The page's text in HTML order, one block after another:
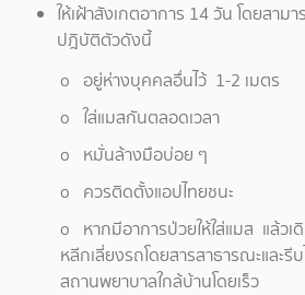
ให้เฝ้าสังเกตอาการ 14 วัน โดยสา
ปฎิบัติตัวดังนี้
o อยู่ห่างบุคคลอื่นไว้ 1-2 เมตร
o ใส่แมสกันตลอดเวลา
o หมั่นล้างมือบ่อย ๆ
o ควรติดตั้งแอปไทยชนะ
o หากมีอาการป่วยให้ใส่แมส แล้วเ
หลีกเลี่ยงรถโดยสารสาธารณะและรี
สถานพยาบาลใกล้บ้านโดยเร็ว